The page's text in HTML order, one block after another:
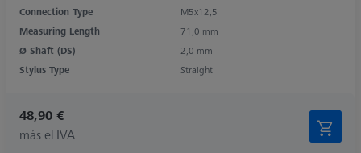
Connection Type
M5x12,5
Measuring Length
71,0 mm
Ø Shaft (DS)
2,0 mm
Stylus Type
Straight
48,90 €
más el IVA